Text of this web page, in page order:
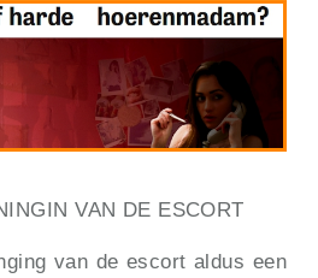
VAN DE ESCORT
van de escort aldus een